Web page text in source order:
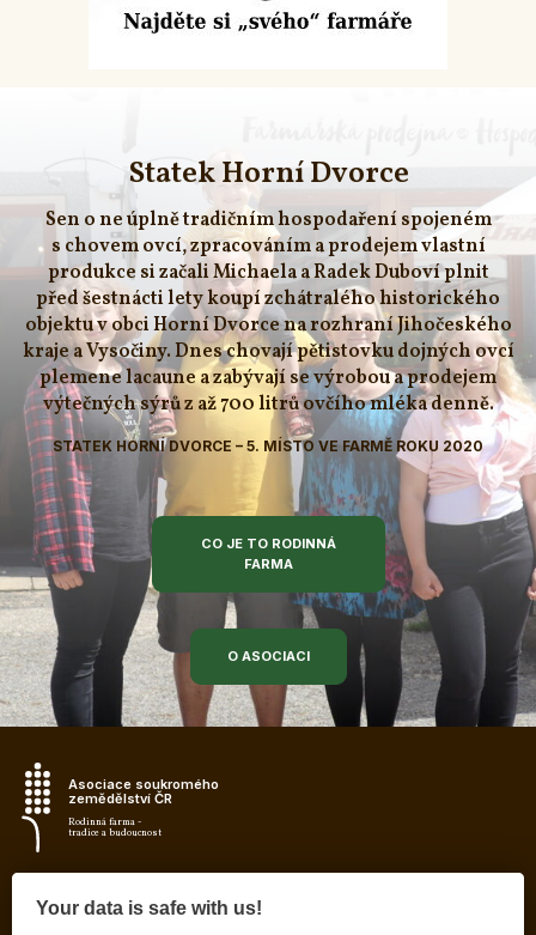
Statek Horní Dvorce
Sen o ne úplně tradičním hospodaření spojeném
s chovem ovcí, zpracováním a prodejem vlastní
produkce si začali Michaela a Radek Duboví plnit
před šestnácti lety koupí zchátralého historického
objektu v obci Horní Dvorce na rozhraní Jihočeského
kraje a Vysočiny. Dnes chovají pětistovku dojných ovcí
plemene lacaune a zabývají se výrobou a prodejem
výtečných sýrů z až 700 litrů ovčího mléka denně.
STATEK HORNÍ DVORCE – 5. MÍSTO VE FARMĚ ROKU 2020
CO JE TO RODINNÁ
FARMA
O ASOCIACI
Asociace soukromého
zemědělství ČR
Rodinná farma -
tradice a budoucnost
Asociace soukromého zemědělství ČR
Your data is safe with us!